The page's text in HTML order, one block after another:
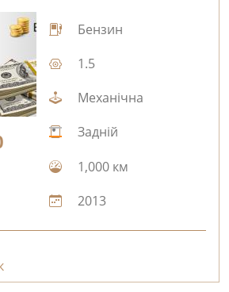
Бензин
1.5
Механічна
Задній
1,000 км
2013